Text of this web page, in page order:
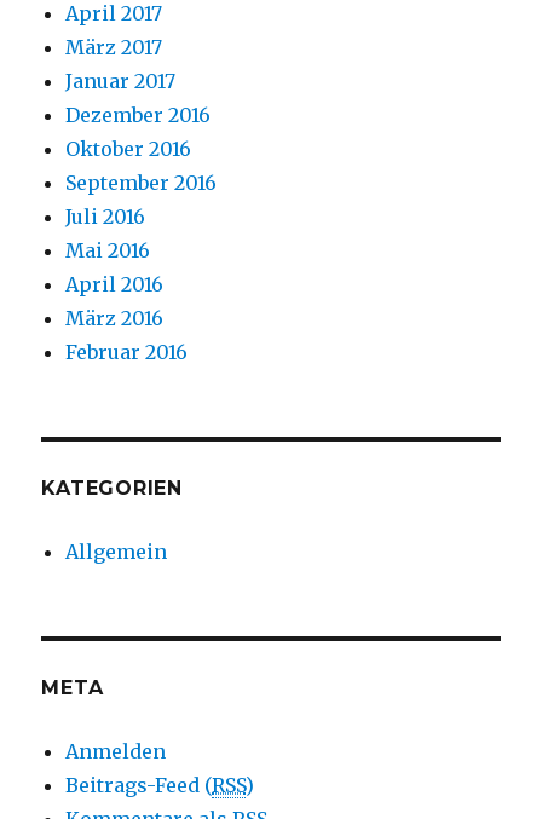
April 2017
März 2017
Januar 2017
Dezember 2016
Oktober 2016
September 2016
Juli 2016
Mai 2016
April 2016
März 2016
Februar 2016
KATEGORIEN
Allgemein
META
Anmelden
Beitrags-Feed (RSS)